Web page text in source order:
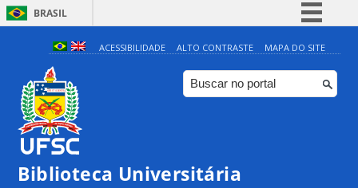
BRASIL
Simplifique!
Comunica BR
Participe
Canais
ACESSIBILIDADE ALTO CONTRASTE MAPA DO SITE
Biblioteca Universitária